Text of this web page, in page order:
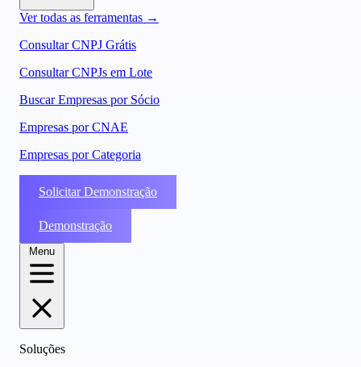
Ver todas as ferramentas →
Consultar CNPJ Grátis
Consultar CNPJs em Lote
Buscar Empresas por Sócio
Empresas por CNAE
Empresas por Categoria
Solicitar Demonstração
Demonstração
Menu
Soluções